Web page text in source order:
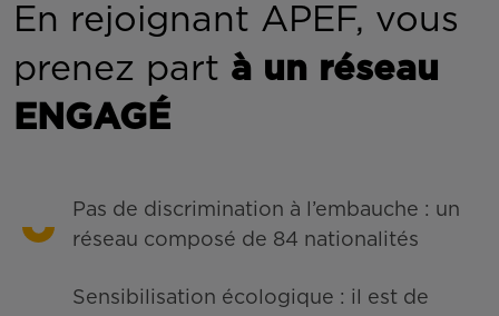
En rejoignant APEF, vous
prenez part à un réseau
ENGAGÉ
Pas de discrimination à l’embauche : un
réseau composé de 84 nationalités
Sensibilisation écologique : il est de